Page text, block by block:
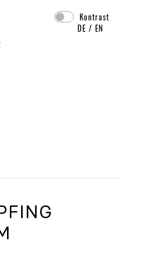
Navigation überspringen
Kontrast
DE /EN